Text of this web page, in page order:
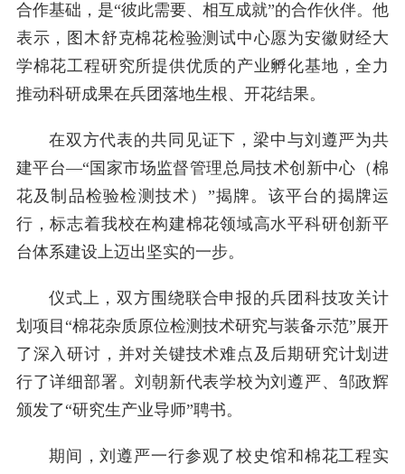
合作基础，是“彼此需要、相互成就”的合作伙伴。他
表示，图木舒克棉花检验测试中心愿为安徽财经大
学棉花工程研究所提供优质的产业孵化基地，全力
推动科研成果在兵团落地生根、开花结果。
在双方代表的共同见证下，梁中与刘遵严为共
建平台—“国家市场监督管理总局技术创新中心（棉
花及制品检验检测技术）”揭牌。该平台的揭牌运
行，标志着我校在构建棉花领域高水平科研创新平
台体系建设上迈出坚实的一步。
仪式上，双方围绕联合申报的兵团科技攻关计
划项目“棉花杂质原位检测技术研究与装备示范”展开
了深入研讨，并对关键技术难点及后期研究计划进
行了详细部署。刘朝新代表学校为刘遵严、邹政辉
颁发了“研究生产业导师”聘书。
期间，刘遵严一行参观了校史馆和棉花工程实